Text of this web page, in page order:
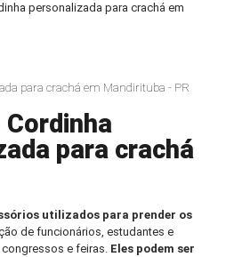
personalizada para crachá em
para crachá em Mandirituba - PR
Cordinha
para crachá
utilizados para prender os
de funcionários, estudantes e
e feiras. Eles podem ser